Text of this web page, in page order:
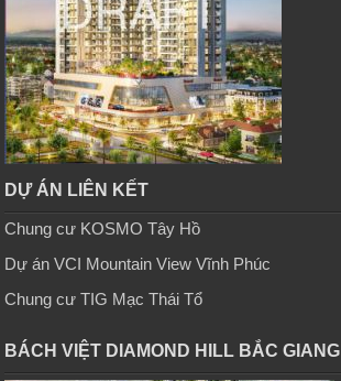
DỰ ÁN LIÊN KẾT
Chung cư KOSMO Tây Hồ
Dự án VCI Mountain View Vĩnh Phúc
Chung cư TIG Mạc Thái Tổ
BÁCH VIỆT DIAMOND HILL BẮC GIANG